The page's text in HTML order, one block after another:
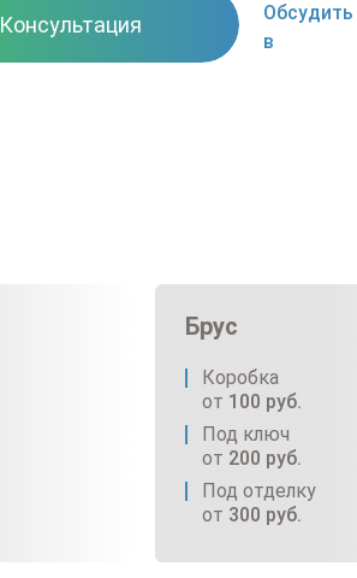
Консультация
Обсудить
в
Брус
Коробка
от 100 руб.
Под ключ
от 200 руб.
Под отделку
от 300 руб.